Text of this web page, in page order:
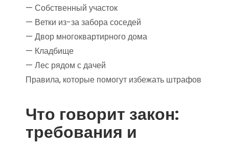
— Собственный участок
— Ветки из-за забора соседей
— Двор многоквартирного дома
— Кладбище
— Лес рядом с дачей
Правила, которые помогут избежать штрафов
Что говорит закон:
требования и